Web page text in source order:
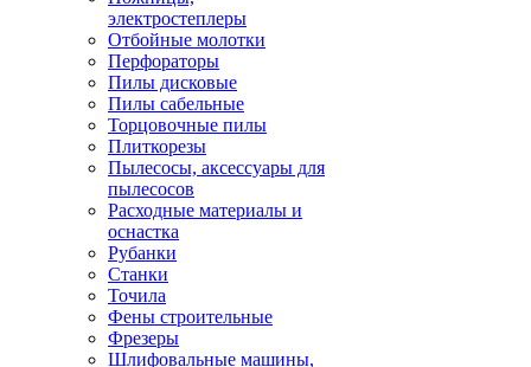
электростеплеры
Отбойные молотки
Перфораторы
Пилы дисковые
Пилы сабельные
Торцовочные пилы
Плиткорезы
Пылесосы, аксессуары для
пылесосов
Расходные материалы и
оснастка
Рубанки
Станки
Точила
Фены строительные
Фрезеры
Шлифовальные машины,